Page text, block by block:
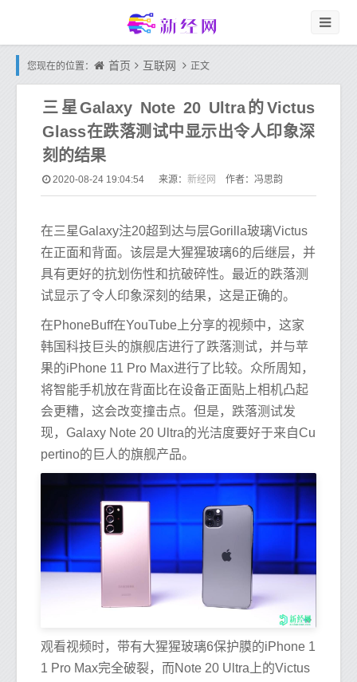
您现在的位置： 首页 互联网 正文
三星Galaxy Note 20 Ultra的Victus
Glass在跌落测试中显示出令人印象深
刻的结果
2020-08-24 19:04:54 来源： 新经网 作者：冯思韵
在三星Galaxy注20超到达与层Gorilla玻璃Victus
在正面和背面。该层是大猩猩玻璃6的后继层，并
具有更好的抗划伤性和抗破碎性。最近的跌落测
试显示了令人印象深刻的结果，这是正确的。
在PhoneBuff在YouTube上分享的视频中，这家
韩国科技巨头的旗舰店进行了跌落测试，并与苹
果的iPhone 11 Pro Max进行了比较。众所周知，
将智能手机放在背面比在设备正面贴上相机凸起
会更糟，这会改变撞击点。但是，跌落测试发
现，Galaxy Note 20 Ultra的光洁度要好于来自Cu
pertino的巨人的旗舰产品。
观看视频时，带有大猩猩玻璃6保护膜的iPhone 1
1 Pro Max完全破裂，而Note 20 Ultra上的Victus